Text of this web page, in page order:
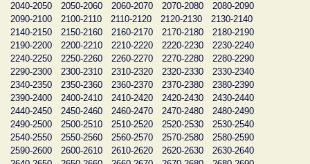
2040-2050
2050-2060 2060-2070 2070-2080
2080-2090
2090-2100
2100-2110 2110-2120 2120-2130
2130-2140
2140-2150
2150-2160 2160-2170 2170-2180
2180-2190
2190-2200
2200-2210 2210-2220 2220-2230
2230-2240
2240-2250
2250-2260 2260-2270 2270-2280
2280-2290
2290-2300
2300-2310 2310-2320 2320-2330
2330-2340
2340-2350
2350-2360 2360-2370 2370-2380
2380-2390
2390-2400
2400-2410 2410-2420 2420-2430
2430-2440
2440-2450
2450-2460 2460-2470 2470-2480
2480-2490
2490-2500
2500-2510 2510-2520 2520-2530
2530-2540
2540-2550
2550-2560 2560-2570 2570-2580
2580-2590
2590-2600
2600-2610 2610-2620 2620-2630
2630-2640